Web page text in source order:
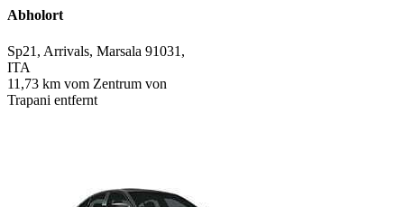
Abholort
Sp21, Arrivals, Marsala 91031,
ITA
11,73 km vom Zentrum von
Trapani entfernt